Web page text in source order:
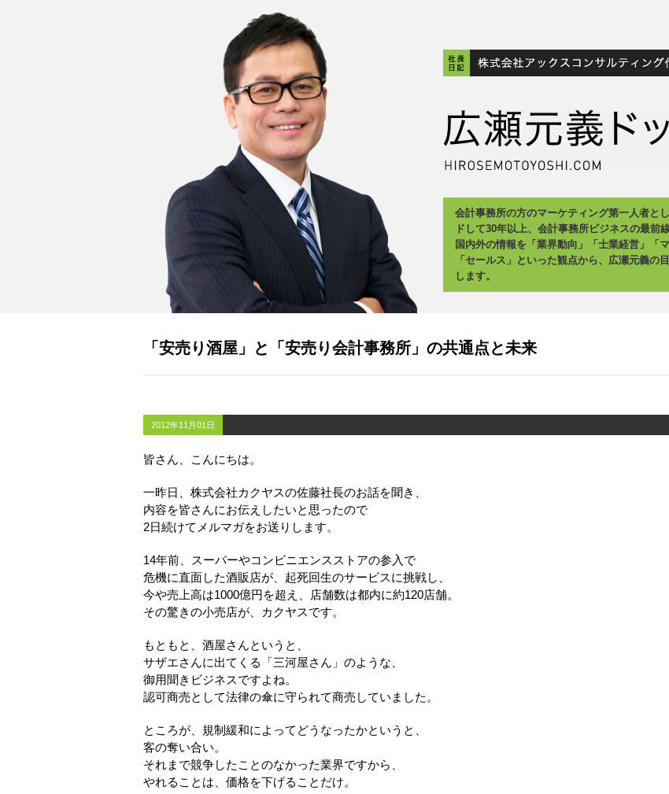
会計事務所の方のマーケティング第一人者と
ドして30年以上、会計事務所ビジネスの最前
国内外の情報を「業界動向」「士業経営」「
「セールス」といった観点から、広瀬元義の
します。
「安売り酒屋」と「安売り会計事務所」の共通点と未来
2012年11月01日
皆さん、こんにちは。
一昨日、株式会社カクヤスの佐藤社長のお話を聞き、
内容を皆さんにお伝えしたいと思ったので
2日続けてメルマガをお送りします。
14年前、スーパーやコンビニエンスストアの参入で
危機に直面した酒販店が、起死回生のサービスに挑戦し、
今や売上高は1000億円を超え、店舗数は都内に約120店舗。
その驚きの小売店が、カクヤスです。
もともと、酒屋さんというと、
サザエさんに出てくる「三河屋さん」のような、
御用聞きビジネスですよね。
認可商売として法律の傘に守られて商売していました。
ところが、規制緩和によってどうなったかというと、
客の奪い合い。
それまで競争したことのなかった業界ですから、
やれることは、価格を下げることだけ。